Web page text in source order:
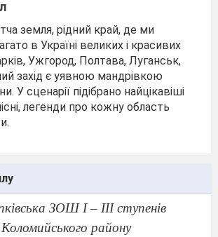
земля, рідний край, де ми
в Україні великих і красивих
Ужгород, Полтава, Луганськ,
захід є уявною мандрівкою
У сценарії підібрано найцікавіші
легенди про кожну область
ЗОШ І – ІІІ ступенів
Коломийського району